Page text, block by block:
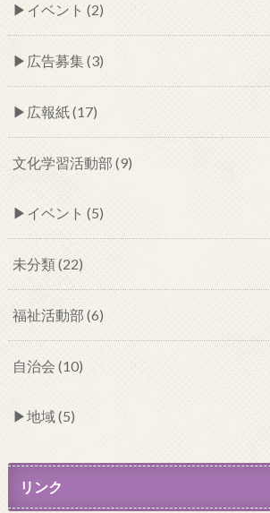
イベント (2)
広告募集 (3)
広報紙 (17)
文化学習活動部 (9)
イベント (5)
未分類 (22)
福祉活動部 (6)
自治会 (10)
地域 (5)
リンク